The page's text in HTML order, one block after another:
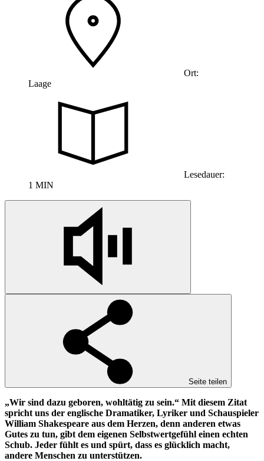
Ort:
Laage
Lesedauer:
1 MIN
Seite teilen
„Wir sind dazu geboren, wohltätig zu sein.“ Mit diesem Zitat
spricht uns der englische Dramatiker, Lyriker und Schauspieler
William Shakespeare aus dem Herzen, denn anderen etwas
Gutes zu tun, gibt dem eigenen Selbstwertgefühl einen echten
Schub. Jeder fühlt es und spürt, dass es glücklich macht,
andere Menschen zu unterstützen.